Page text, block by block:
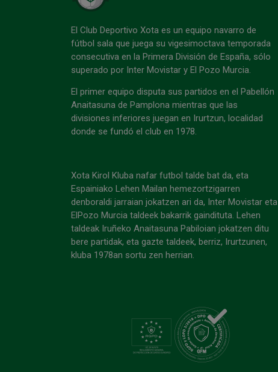
El Club Deportivo Xota es un equipo navarro de
fútbol sala que juega su vigesimoctava temporada
consecutiva en la Primera División de España, sólo
superado por Inter Movistar y El Pozo Murcia.
El primer equipo disputa sus partidos en el Pabellón
Anaitasuna de Pamplona mientras que las
divisiones inferiores juegan en Irurtzun, localidad
donde se fundó el club en 1978.
Xota Kirol Kluba nafar futbol talde bat da, eta
Espainiako Lehen Mailan hemezortzigarren
denboraldi jarraian jokatzen ari da, Inter Movistar eta
ElPozo Murcia taldeek bakarrik gaindituta. Lehen
taldeak Iruñeko Anaitasuna Pabiloian jokatzen ditu
bere partidak, eta gazte taldeek, berriz, Irurtzunen,
kluba 1978an sortu zen herrian.